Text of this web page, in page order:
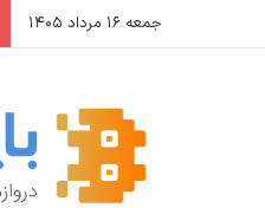
جمعه ۱۶ مرداد ۱۴۰۵